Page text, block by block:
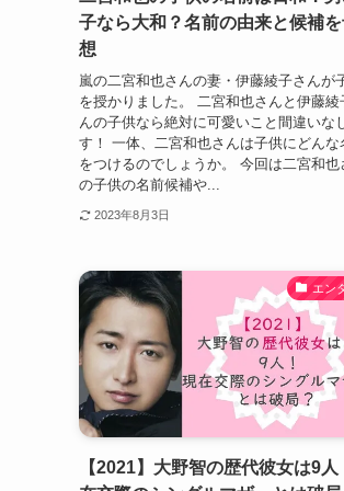
子なら大和？名前の由来と候補
想
嵐の二宮和也さんの妻・伊藤綾子さんが
を授かりました。 二宮和也さんと伊藤綾
んの子供なら絶対に可愛いこと間違いな
す！ 一体、二宮和也さんは子供にどんな
をつけるのでしょうか。 今回は二宮和也
の子供の名前候補や...
2023年8月3日
エン
【2021】大野智の歴代彼女は9人